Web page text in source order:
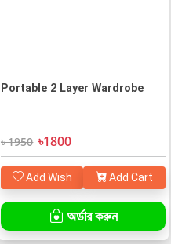
Portable 2 Layer Wardrobe
৳ 1950 ৳1800
Add Wish Add Cart
অর্ডার করুন